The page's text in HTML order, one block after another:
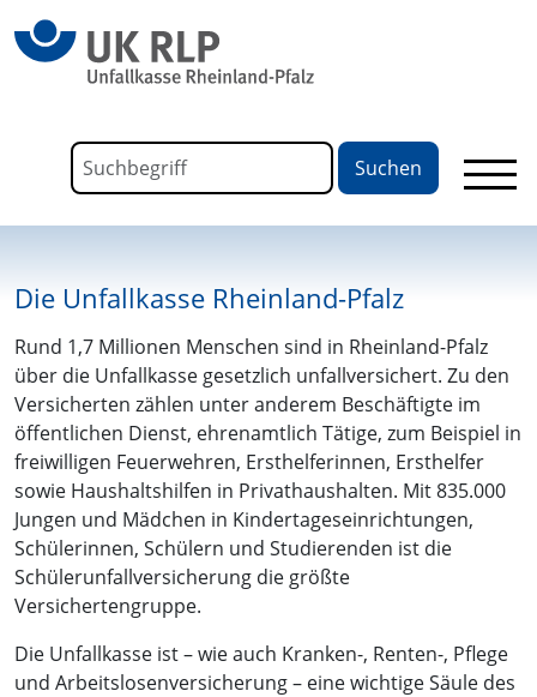
Formular für die Volltextsuche
Die Unfallkasse Rheinland-Pfalz
Rund 1,7 Millionen Menschen sind in Rheinland-Pfalz
über die Unfallkasse gesetzlich unfallversichert. Zu den
Versicherten zählen unter anderem Beschäftigte im
öffentlichen Dienst, ehrenamtlich Tätige, zum Beispiel in
freiwilligen Feuerwehren, Ersthelferinnen, Ersthelfer
sowie Haushaltshilfen in Privathaushalten. Mit 835.000
Jungen und Mädchen in Kindertageseinrichtungen,
Schülerinnen, Schülern und Studierenden ist die
Schülerunfallversicherung die größte
Versichertengruppe.
Die Unfallkasse ist – wie auch Kranken-, Renten-, Pflege
und Arbeitslosenversicherung – eine wichtige Säule des